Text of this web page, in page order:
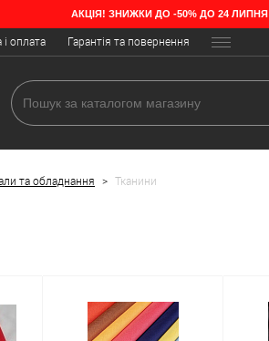
АКЦІЯ! ЗНИЖКИ ДО -50% ДО 24 ЛИПНЯ
оплата Гарантія та повернення
та обладнання > Тканини